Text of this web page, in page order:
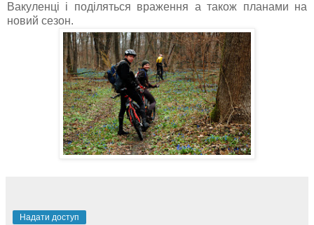
Вакуленці і поділяться враження а також планами на
новий сезон.
Надати доступ